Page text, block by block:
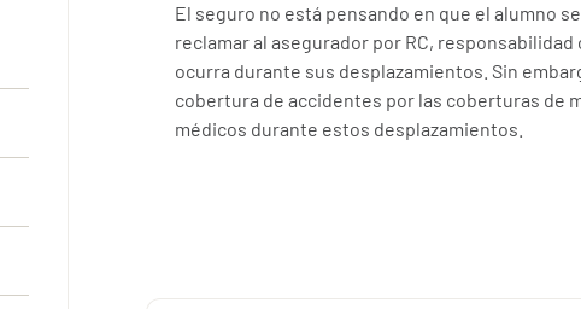
El seguro no está pensando en que el alumno
reclamar al asegurador por RC,
ocurra durante sus desplazamientos. Sin
cobertura de accidentes por las coberturas de
médicos durante estos desplazamientos.